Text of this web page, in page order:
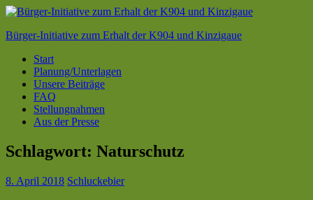
Zum
springen
Bürger-Initiative zum Erhalt der K904 und Kinzigaue
Start
Planung/Unterlagen
Unsere Beiträge
FAQ
Stellungnahmen
Aus der Presse
Schlagwort: Naturschutz
8. April 2018 Schluckebier